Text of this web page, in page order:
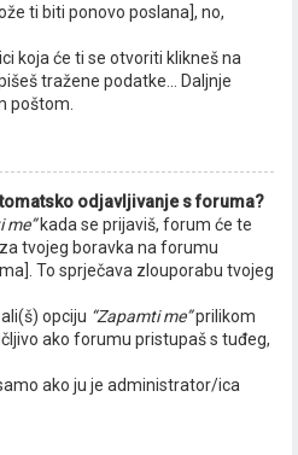
ti biti ponovo poslana], no,
koja će ti se otvoriti klikneš na
tražene podatke... Daljnje
poštom.
odjavljivanje s foruma?
me”kada se prijaviš, forum će te
tvojeg boravka na forumu
To sprječava zlouporabu tvojeg
opciju “Zapamti me”prilikom
ako forumu pristupaš s tuđeg,
ako ju je administrator/ica